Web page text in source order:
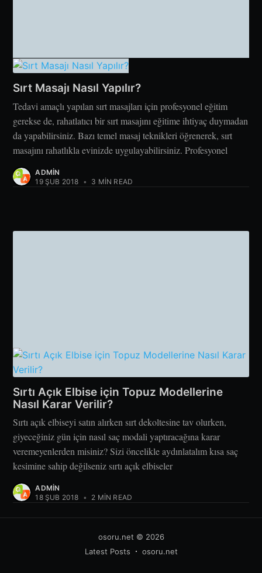
Sırt Masajı Nasıl Yapılır?
Tedavi amaçlı yapılan sırt masajları için profesyonel eğitim
gerekse de, rahatlatıcı bir sırt masajını eğitime ihtiyaç duymadan
da yapabilirsiniz. Bazı temel masaj teknikleri öğrenerek, sırt
masajını rahatlıkla evinizde uygulayabilirsiniz. Profesyonel
ADMIN
19 ŞUB 2018 • 3 MIN READ
Sırtı Açık Elbise için Topuz Modellerine
Nasıl Karar Verilir?
Sırtı açık elbiseyi satın alırken sırt dekoltesine tav olurken,
giyeceğiniz gün için nasıl saç modali yaptıracağına karar
veremeyenlerden misiniz? Sizi öncelikle aydınlatalım kısa saç
kesimine sahip değilseniz sırtı açık elbiseler
ADMIN
18 ŞUB 2018 • 2 MIN READ
osoru.net © 2026
Latest Posts
osoru.net